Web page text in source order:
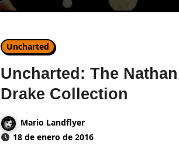
Uncharted
Uncharted: The Nathan
Drake Collection
Mario Landflyer
18 de enero de 2016